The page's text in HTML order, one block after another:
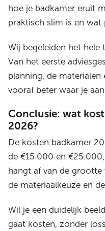
hoe je badkamer eruit
praktisch slim is en
Wij begeleiden het hele
Van het eerste
planning, de
vooraf beter waar je
Conclusie: wat
2026?
De kosten badkamer
de €15.000 en
hangt af van de grootte
de materiaalkeuze en
Wil je een duidelijk
gaat kosten, zonder